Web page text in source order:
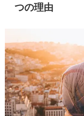
つの理由